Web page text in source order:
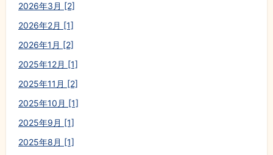
2026年3月 [2]
2026年2月 [1]
2026年1月 [2]
2025年12月 [1]
2025年11月 [2]
2025年10月 [1]
2025年9月 [1]
2025年8月 [1]